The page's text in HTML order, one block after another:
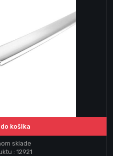
košika
sklade
: 12921